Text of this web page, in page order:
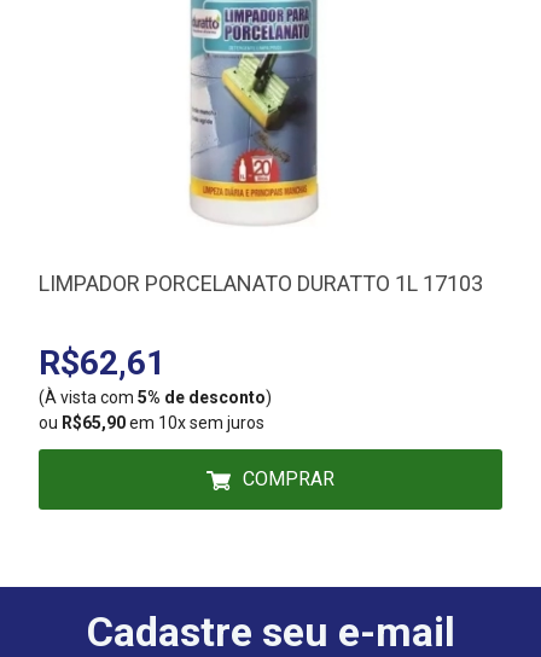
LIMPADOR PORCELANATO DURATTO 1L 17103
R$62,61
(À vista com 5% de desconto)
ou R$65,90em 10x sem juros
COMPRAR
Cadastre seu e-mail